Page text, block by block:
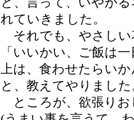
れていきました。
それでも、やさしい
「いいかい、ご飯は
上は、食わせたらい
と、教えてやりました
ところが、欲張りお